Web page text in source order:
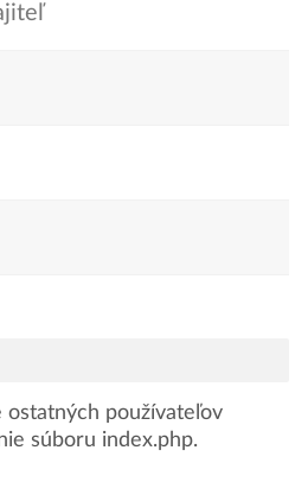
používateľov
súboru index.php.